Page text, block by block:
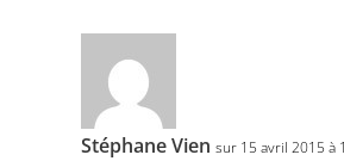
Stéphane Vien sur 15 avril 2015 à